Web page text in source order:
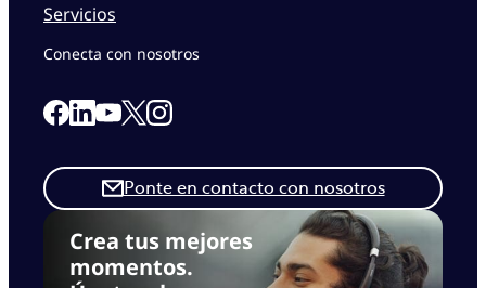
Servicios
Crea tus mejores
momentos.
Ponte en contacto con nosotros
Conecta con nosotros
Link to our Facebook page
Link to our Linkedin page
Link to our Youtube page
Link to our X page
Link to our Instagram page